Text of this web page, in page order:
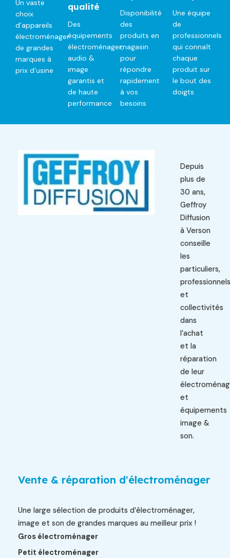
Un vaste
choix
d’appareils
électroménager
de grandes
marques à
prix d’usine
qualité
Des
équipements
électroménager,
audio &
image
garantis et
de haute
performance
Disponibilité
des
produits en
magasin
pour
répondre
rapidement
à vos
besoins
Une équipe
de
professionnels
qui connaît
chaque
produit sur
le bout des
doigts
Depuis
plus de
30 ans,
Geffroy
Diffusion
à Verson
conseille
les
particuliers,
professionnels
et
collectivités
dans
l’achat
et la
réparation
de leur
et
équipements
image &
son.
Vente & réparation d'électroménager
Une large sélection de produits d’électroménager,
image et son de grandes marques au meilleur prix !
Gros électroménager
Petit électroménager